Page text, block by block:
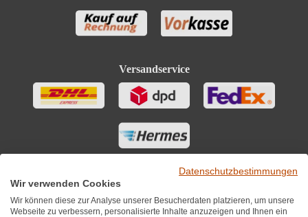
Versandservice
Datenschutzbestimmungen
Wir verwenden Cookies
Wir können diese zur Analyse unserer Besucherdaten platzieren, um unsere
Webseite zu verbessern, personalisierte Inhalte anzuzeigen und Ihnen ein